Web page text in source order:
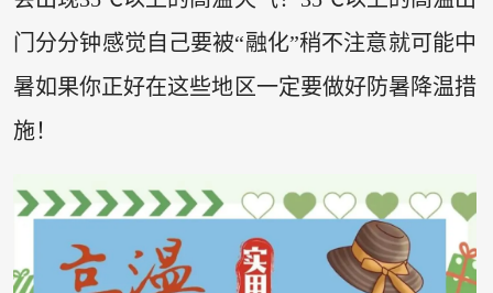
门分分钟感觉自己要被“融化”稍不注意就可能中
暑如果你正好在这些地区一定要做好防暑降温措
施！